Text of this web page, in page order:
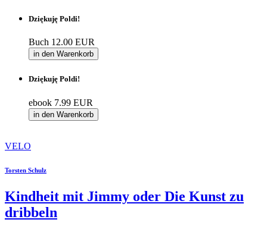
Dziękuję Poldi!
Buch 12.00 EUR
in den Warenkorb
Dziękuję Poldi!
ebook 7.99 EUR
in den Warenkorb
VELO
Torsten Schulz
Kindheit mit Jimmy oder Die Kunst zu
dribbeln